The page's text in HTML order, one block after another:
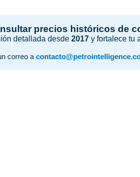
precios históricos de
detallada desde 2017 y fortalece tu
correo a